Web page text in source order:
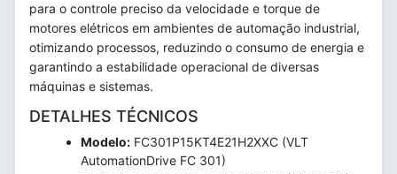
para o controle preciso da velocidade e torque de
motores elétricos em ambientes de automação industrial,
otimizando processos, reduzindo o consumo de energia e
garantindo a estabilidade operacional de diversas
máquinas e sistemas.
DETALHES TÉCNICOS
Modelo: FC301P15KT4E21H2XXC (VLT
AutomationDrive FC 301)